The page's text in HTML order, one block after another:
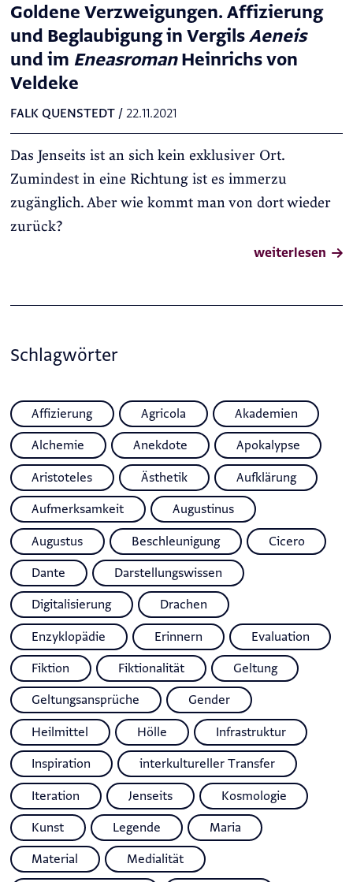
Goldene Verzweigungen. Affizierung
und Beglaubigung in VergilsAeneis
und im EneasromanHeinrichs von
Veldeke
FALK QUENSTEDT/ 22.11.2021
Das Jenseits ist an sich kein exklusiver Ort.
Zumindest in eine Richtung ist es immerzu
zugänglich. Aber wie kommt man von dort wieder
zurück?
weiterlesen
Schlagwörter
Affizierung Agricola Akademien
Alchemie Anekdote Apokalypse
Aristoteles Ästhetik Aufklärung
Aufmerksamkeit Augustinus
Augustus Beschleunigung Cicero
Dante Darstellungswissen
Digitalisierung Drachen
Enzyklopädie Erinnern Evaluation
Fiktion Fiktionalität Geltung
Geltungsansprüche Gender
Heilmittel Hölle Infrastruktur
Inspiration interkultureller Transfer
Iteration Jenseits Kosmologie
Kunst Legende Maria
Material Medialität